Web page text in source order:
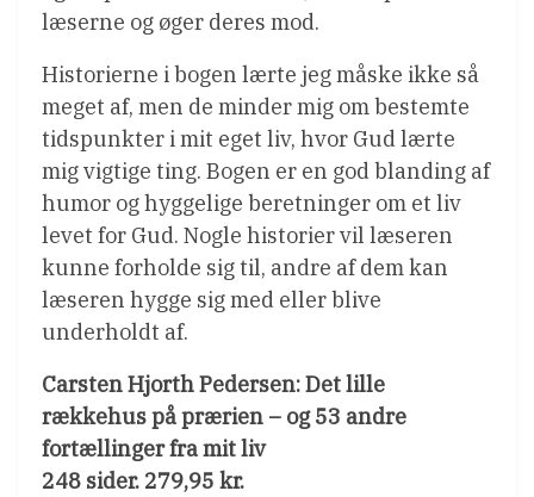
læserne og øger deres mod.
Historierne i bogen lærte jeg måske ikke så
meget af, men de minder mig om bestemte
tidspunkter i mit eget liv, hvor Gud lærte
mig vigtige ting. Bogen er en god blanding af
humor og hyggelige beretninger om et liv
levet for Gud. Nogle historier vil læseren
kunne forholde sig til, andre af dem kan
læseren hygge sig med eller blive
underholdt af.
Carsten Hjorth Pedersen: Det lille
rækkehus på prærien – og 53 andre
fortællinger fra mit liv
248 sider. 279,95 kr.